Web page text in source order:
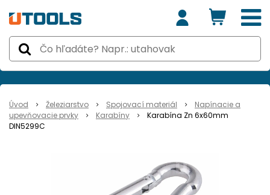
Úvod Železiarstvo Spojovací materiál
Napínacie a
upevňovacie prvky
Karabíny
Karabína Zn 6x60mm
DIN5299C